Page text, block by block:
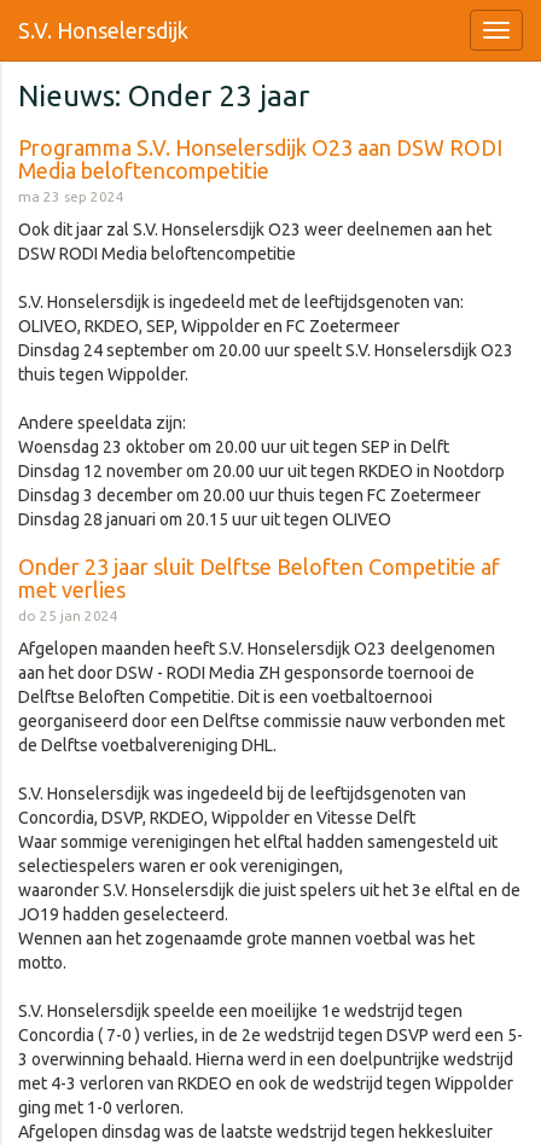
S.V. Honselersdijk
Nieuws: Onder 23 jaar
Programma S.V. Honselersdijk O23 aan DSW RODI
Media beloftencompetitie
ma 23 sep 2024
Ook dit jaar zal S.V. Honselersdijk O23 weer deelnemen aan het
DSW RODI Media beloftencompetitie
S.V. Honselersdijk is ingedeeld met de leeftijdsgenoten van:
OLIVEO, RKDEO, SEP, Wippolder en FC Zoetermeer
Dinsdag 24 september om 20.00 uur speelt S.V. Honselersdijk O23
thuis tegen Wippolder.
Andere speeldata zijn:
Woensdag 23 oktober om 20.00 uur uit tegen SEP in Delft
Dinsdag 12 november om 20.00 uur uit tegen RKDEO in Nootdorp
Dinsdag 3 december om 20.00 uur thuis tegen FC Zoetermeer
Dinsdag 28 januari om 20.15 uur uit tegen OLIVEO
Onder 23 jaar sluit Delftse Beloften Competitie af
met verlies
do 25 jan 2024
Afgelopen maanden heeft S.V. Honselersdijk O23 deelgenomen
aan het door DSW - RODI Media ZH gesponsorde toernooi de
Delftse Beloften Competitie. Dit is een voetbaltoernooi
georganiseerd door een Delftse commissie nauw verbonden met
de Delftse voetbalvereniging DHL.
S.V. Honselersdijk was ingedeeld bij de leeftijdsgenoten van
Concordia, DSVP, RKDEO, Wippolder en Vitesse Delft
Waar sommige verenigingen het elftal hadden samengesteld uit
selectiespelers waren er ook verenigingen,
waaronder S.V. Honselersdijk die juist spelers uit het 3e elftal en de
JO19 hadden geselecteerd.
Wennen aan het zogenaamde grote mannen voetbal was het
motto.
S.V. Honselersdijk speelde een moeilijke 1e wedstrijd tegen
Concordia ( 7-0 ) verlies, in de 2e wedstrijd tegen DSVP werd een 5-
3 overwinning behaald. Hierna werd in een doelpuntrijke wedstrijd
met 4-3 verloren van RKDEO en ook de wedstrijd tegen Wippolder
ging met 1-0 verloren.
Afgelopen dinsdag was de laatste wedstrijd tegen hekkesluiter